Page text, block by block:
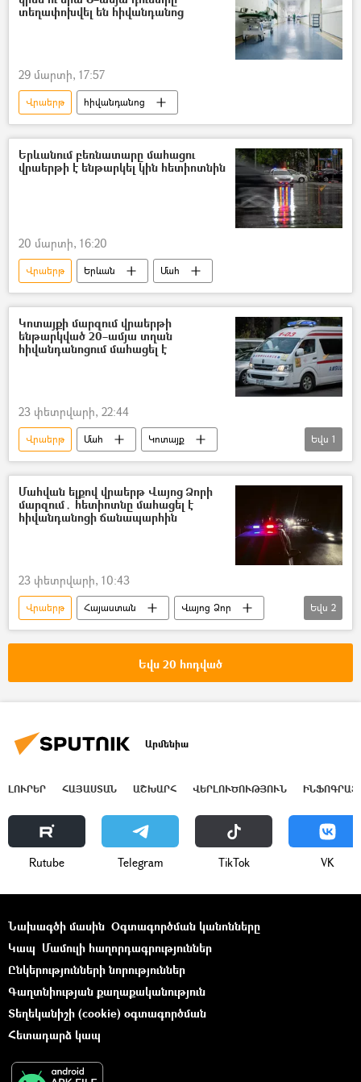
տեղափոխվել են հիվանդանոց
29 մարտի, 17:57
Վրաերթ հիվանդանոց
Երևանում բեռնատարը մահացու
վրաերթի է ենթարկել կին հետիոտնին
20 մարտի, 16:20
Վրաերթ Երևան Մահ
Կոտայքի մարզում վրաերթի
ենթարկված 20–ամյա տղան
հիվանդանոցում մահացել է
23 փետրվարի, 22:44
Վրաերթ Մահ
Կոտայք
Երիտասարդ
Եվս 1
Մահվան ելքով վրաերթ Վայոց Ձորի
մարզում․ հետիոտնը մահացել է
հիվանդանոցի ճանապարհին
23 փետրվարի, 10:43
Վրաերթ Հայաստան
Վայոց Ձոր
Մահ
հետիոտն
Եվս 2
Եվս 20 հոդված
Արմենիա
ԼՈՒՐԵՐ ՀԱՅԱՍՏԱՆ ԱՇԽԱՐՀ ՎԵՐԼՈՒԾՈՒԹՅՈՒՆ
Rutube Telegram ТikТоk VK
Նախագծի մասին Օգտագործման կանոնները
Կապ Մամուլի հաղորդագրություններ
Ընկերությունների նորություններ
Գաղտնիության քաղաքականություն
Տեղեկանիշի (cookie) օգտագործման
Հետադարձ կապ